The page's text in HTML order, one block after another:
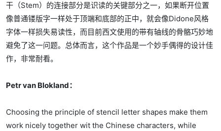
干（Stem）的连接部分是识读的关键部分之一，如果断开位置
像普通镂版字一样处于顶端和底部的正中，就会像Didone风格
字体一样损失易读性，而目前西文使用的带有轴线的骨骼巧妙地
避免了这一问题。总体而言，这个作品是一个妙手偶得的设计佳
作，非常耐看。
Petr van Blokland：
Choosing the principle of stencil letter shapes make them
work nicely together wit the Chinese characters, while